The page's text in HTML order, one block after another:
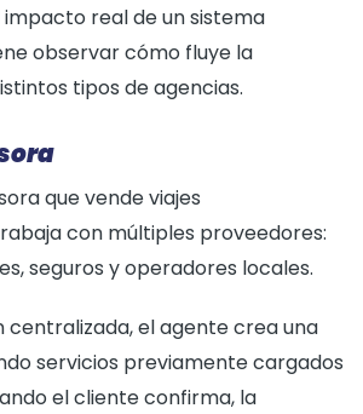
real de un sistema
observar cómo fluye la
tipos de agencias.
que vende viajes
con múltiples proveedores:
seguros y operadores locales.
centralizada, el agente crea una
servicios previamente cargados
el cliente confirma, la